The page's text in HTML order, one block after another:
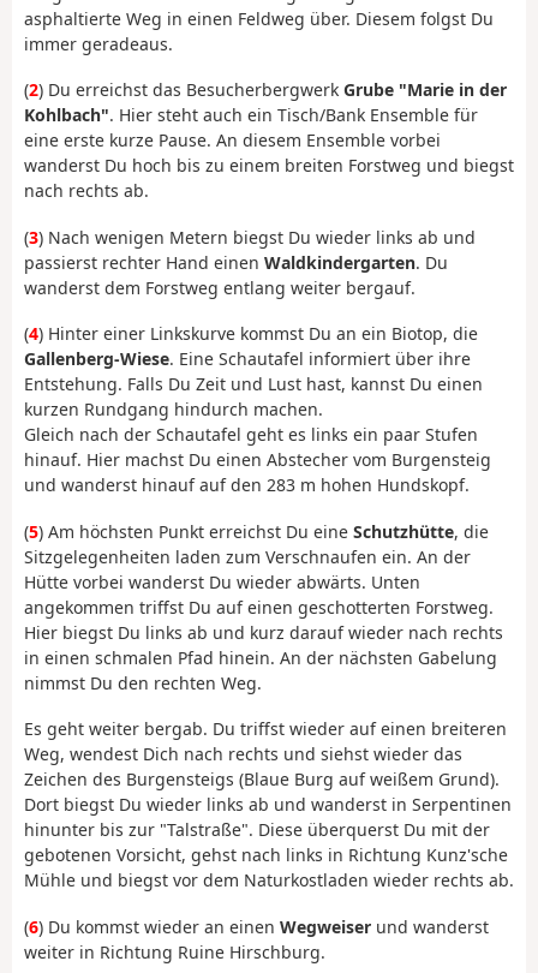
asphaltierte Weg in einen Feldweg über. Diesem folgst Du
immer geradeaus.
(2) Du erreichst das Besucherbergwerk Grube "Marie in der
Kohlbach". Hier steht auch ein Tisch/Bank Ensemble für
eine erste kurze Pause. An diesem Ensemble vorbei
wanderst Du hoch bis zu einem breiten Forstweg und biegst
nach rechts ab.
(3) Nach wenigen Metern biegst Du wieder links ab und
passierst rechter Hand einen Waldkindergarten. Du
wanderst dem Forstweg entlang weiter bergauf.
(4) Hinter einer Linkskurve kommst Du an ein Biotop, die
Gallenberg-Wiese. Eine Schautafel informiert über ihre
Entstehung. Falls Du Zeit und Lust hast, kannst Du einen
kurzen Rundgang hindurch machen.
Gleich nach der Schautafel geht es links ein paar Stufen
hinauf. Hier machst Du einen Abstecher vom Burgensteig
und wanderst hinauf auf den 283 m hohen Hundskopf.
(5) Am höchsten Punkt erreichst Du eine Schutzhütte, die
Sitzgelegenheiten laden zum Verschnaufen ein. An der
Hütte vorbei wanderst Du wieder abwärts. Unten
angekommen triffst Du auf einen geschotterten Forstweg.
Hier biegst Du links ab und kurz darauf wieder nach rechts
in einen schmalen Pfad hinein. An der nächsten Gabelung
nimmst Du den rechten Weg.
Es geht weiter bergab. Du triffst wieder auf einen breiteren
Weg, wendest Dich nach rechts und siehst wieder das
Zeichen des Burgensteigs (Blaue Burg auf weißem Grund).
Dort biegst Du wieder links ab und wanderst in Serpentinen
hinunter bis zur "Talstraße". Diese überquerst Du mit der
gebotenen Vorsicht, gehst nach links in Richtung Kunz'sche
Mühle und biegst vor dem Naturkostladen wieder rechts ab.
(6) Du kommst wieder an einen Wegweiser und wanderst
weiter in Richtung Ruine Hirschburg.